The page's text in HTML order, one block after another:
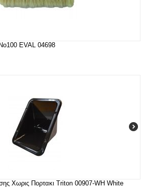
EVAL 04698
Χωρις Πορτακι Triton 00907-WH White